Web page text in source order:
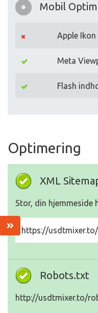
Mobil
Apple Ikon
Meta
Flash
Optimering
XML
Stor, din hjemmeside
https://
Robots.txt
http://usdtmixer.to/